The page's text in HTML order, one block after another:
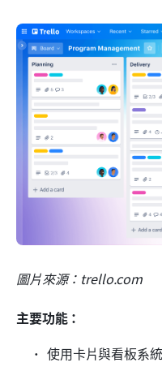
圖片來源：trello.com
主要功能：
使用卡片與看板系